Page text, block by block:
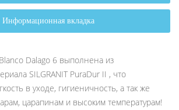
Информационная вкладка
Dalago 6 выполнена из
SILGRANIT PuraDur II , что
в уходе, гигиеничность, а так же
царапинам и высоким температурам!